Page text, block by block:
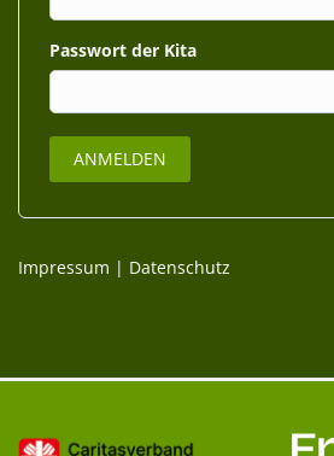
Passwort
Impressum | Datenschutz